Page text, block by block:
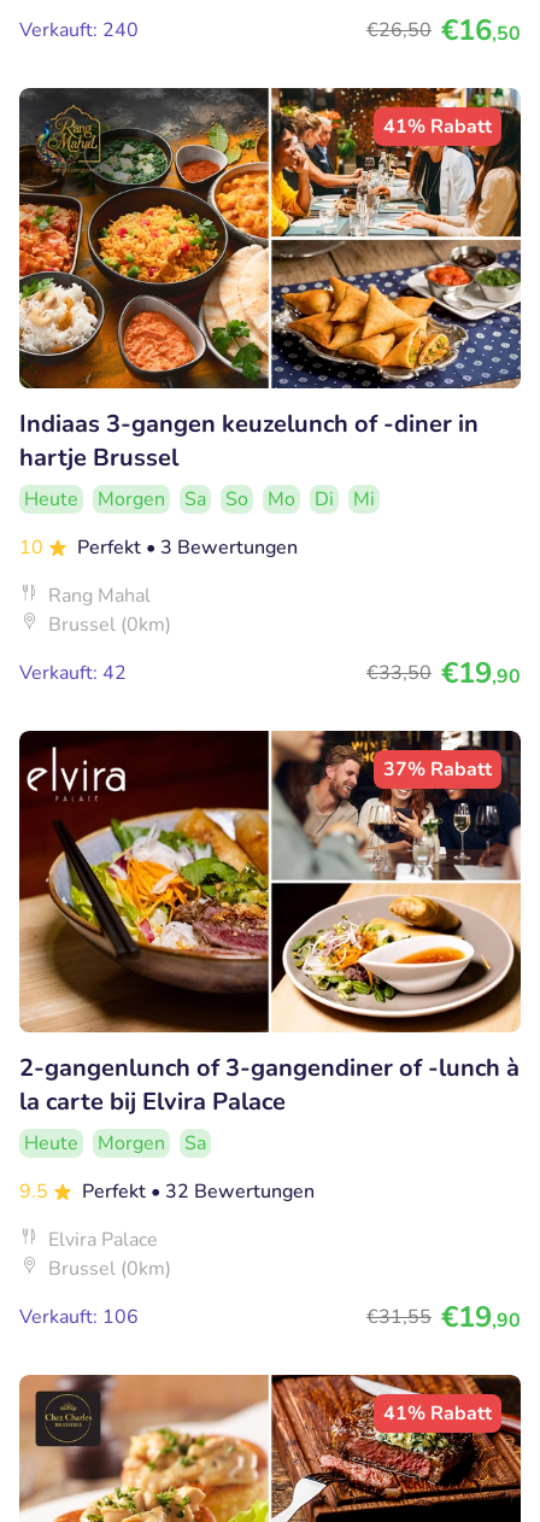
Verkauft: 240 €26,50 €16,50
41% Rabatt
Indiaas 3-gangen keuzelunch of -diner in
hartje Brussel
Heute Morgen Sa So Mo Di
Mi
10
Perfekt • 3 Bewertungen
Rang Mahal
Brussel (0km)
Verkauft: 42
€33,50 €19,90
37% Rabatt
2-gangenlunch of 3-gangendiner of -lunch à
la carte bij Elvira Palace
Heute Morgen
Sa
9.5
Perfekt • 32 Bewertungen
Elvira Palace
Brussel (0km)
Verkauft: 106
€31,55 €19,90
41% Rabatt